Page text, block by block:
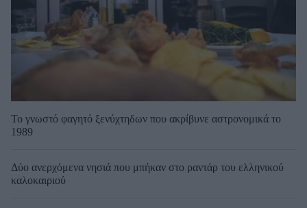
Το γνωστό φαγητό ξενύχτηδων που ακρίβυνε αστρονομικά το
1989
Δύο ανερχόμενα νησιά που μπήκαν στο ραντάρ του ελληνικού
καλοκαιριού